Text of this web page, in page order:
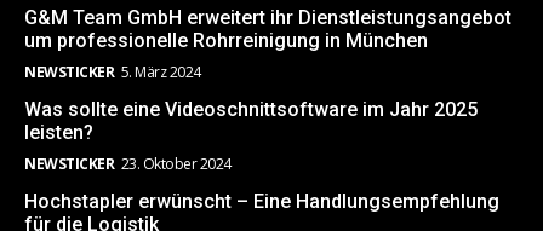
G&M Team GmbH erweitert ihr Dienstleistungsangebot
um professionelle Rohrreinigung in München
NEWSTICKER 5. März 2024
Was sollte eine Videoschnittsoftware im Jahr 2025
leisten?
NEWSTICKER 23. Oktober 2024
Hochstapler erwünscht – Eine Handlungsempfehlung
für die Logistik